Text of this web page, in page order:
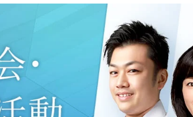
した情報を使用しての広告に利用するため
確認及びその対応のため
及び症例研究のため
め